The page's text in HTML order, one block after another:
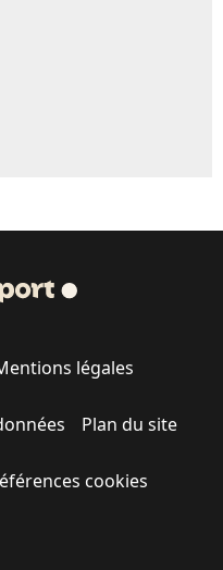
légales
Plan du site
cookies